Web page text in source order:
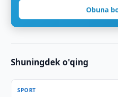
Obuna
Shuningdek o'qing
SPORT